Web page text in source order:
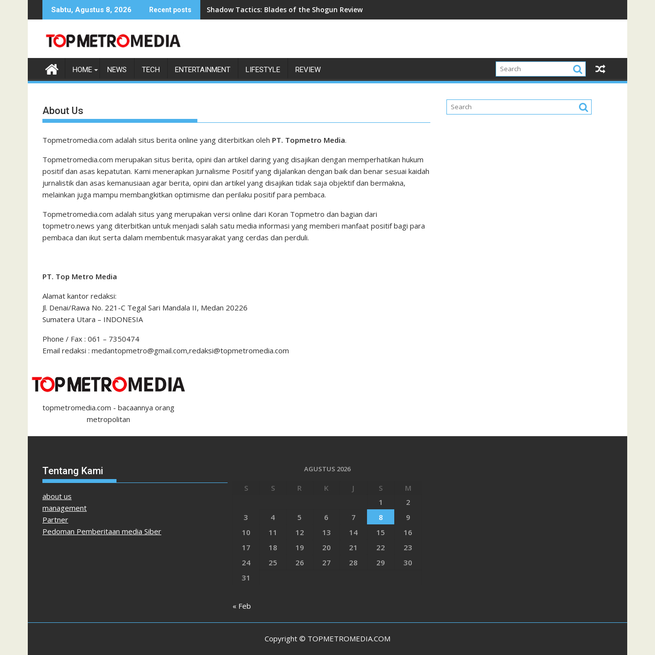
to
Sabtu, Agustus 8, 2026 Recent posts Shadow Tactics: Blades of the Shogun Review
HOME NEWS TECH ENTERTAINMENT LIFESTYLE REVIEW
About Us
Topmetromedia.com adalah situs berita online yang diterbitkan oleh PT. Topmetro Media.
Topmetromedia.com merupakan situs berita, opini dan artikel daring yang disajikan dengan memperhatikan hukum
positif dan asas kepatutan. Kami menerapkan Jurnalisme Positif yang dijalankan dengan baik dan benar sesuai kaidah
jurnalistik dan asas kemanusiaan agar berita, opini dan artikel yang disajikan tidak saja objektif dan bermakna,
melainkan juga mampu membangkitkan optimisme dan perilaku positif para pembaca.
Topmetromedia.com adalah situs yang merupakan versi online dari Koran Topmetro dan bagian dari
topmetro.news yang diterbitkan untuk menjadi salah satu media informasi yang memberi manfaat positif bagi para
pembaca dan ikut serta dalam membentuk masyarakat yang cerdas dan perduli.
PT. Top Metro Media
Alamat kantor redaksi:
Jl. Denai/Rawa No. 221-C Tegal Sari Mandala II, Medan 20226
Sumatera Utara – INDONESIA
Phone / Fax : 061 – 7350474
Email redaksi : medantopmetro@gmail.com,redaksi@topmetromedia.com
topmetromedia.com - bacaannya orang
metropolitan
Tentang Kami
about us
management
Partner
Pedoman Pemberitaan media Siber
AGUSTUS 2026
S S R K J S
M
1
2
3
4 5 6 7 8
9
10
11 12 13 14 15
16
17
18 19 20 21 22
23
24
25 26 27 28 29
30
31
« Feb
Copyright © TOPMETROMEDIA.COM